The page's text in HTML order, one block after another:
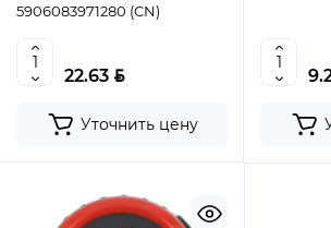
5906083971280 (CN)
22.63 BYN
Уточнить цену